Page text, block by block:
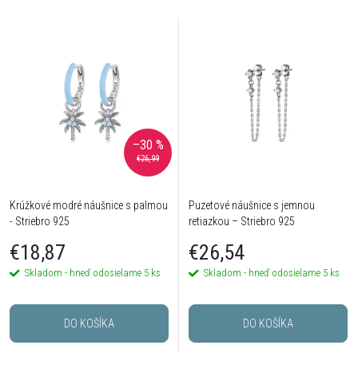
€26,99
–30 %
Krúžkové modré náušnice s palmou
- Striebro 925
€18,87
Skladom - hneď odosielame 5 ks
DO KOŠÍKA
Puzetové náušnice s jemnou
retiazkou – Striebro 925
€26,54
Skladom - hneď odosielame 5 ks
DO KOŠÍKA